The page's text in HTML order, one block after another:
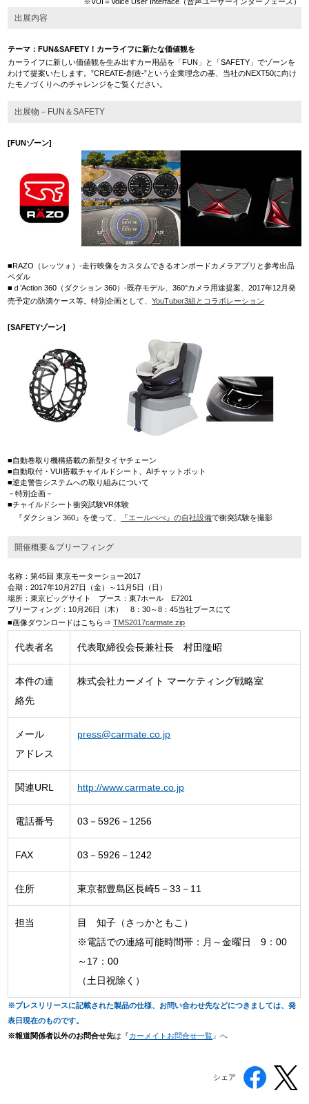
出展内容
テーマ：FUN&SAFETY！カーライフに新たな価値観を
カーライフに新しい価値観を生み出すカー用品を「FUN」と「SAFETY」でゾーンを
わけて提案いたします。”CREATE-創造-”という企業理念の基、当社のNEXT50に向け
たモノづくりへのチャレンジをご覧ください。
出展物－FUN＆SAFETY
[FUNゾーン]
■RAZO（レッツォ）-走行映像をカスタムできるオンボードカメラアプリと参考出品
ペダル
■ｄ’Action 360（ダクション 360）-既存モデル、360°カメラ用途提案、2017年12月発
売予定の防滴ケース等。特別企画として、YouTuber3組とコラボレーション
[SAFETYゾーン]
■自動巻取り機構搭載の新型タイヤチェーン
■自動取付・VUI搭載チャイルドシート、AIチャットボット
■逆走警告システムへの取り組みについて
－特別企画－
■チャイルドシート衝突試験VR体験
『ダクション 360』を使って、
『エールべべ』の自社設備で衝突試験を撮影
開催概要＆ブリーフィング
名称：第45回 東京モーターショー2017
会期：2017年10月27日（金）～11月5日（日）
場所：東京ビッグサイト ブース：東7ホール E7201
ブリーフィング：10月26日（木） 8：30～8：45当社ブースにて
■画像ダウンロードはこちら⇒TMS2017carmate.zip
代表者名 代表取締役会長兼社長 村田隆昭
本件の連
絡先
株式会社カーメイト マーケティング戦略室
メール
アドレス
press@carmate.co.jp
関連URL http://www.carmate.co.jp
電話番号 03－5926－1256
FAX 03－5926－1242
住所 東京都豊島区長崎5－33－11
担当
目 知子（さっかともこ）
※電話での連絡可能時間帯：月～金曜日 9：00
～17：00
（土日祝除く）
※プレスリリースに記載された製品の仕様、お問い合わせ先などにつきましては、発
表日現在のものです。
※報道関係者以外のお問合せ先は『カーメイトお問合せ一覧 』へ
シェア